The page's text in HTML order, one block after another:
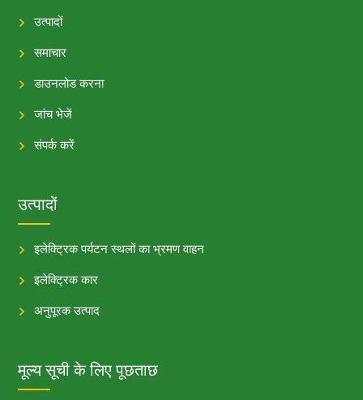
उत्पादों
समाचार
डाउनलोड करना
जांच भेजें
संपर्क करें
उत्पादों
इलेक्ट्रिक पर्यटन स्थलों का भ्रमण वाहन
इलेक्ट्रिक कार
अनुपूरक उत्पाद
मूल्य सूची के लिए पूछताछ